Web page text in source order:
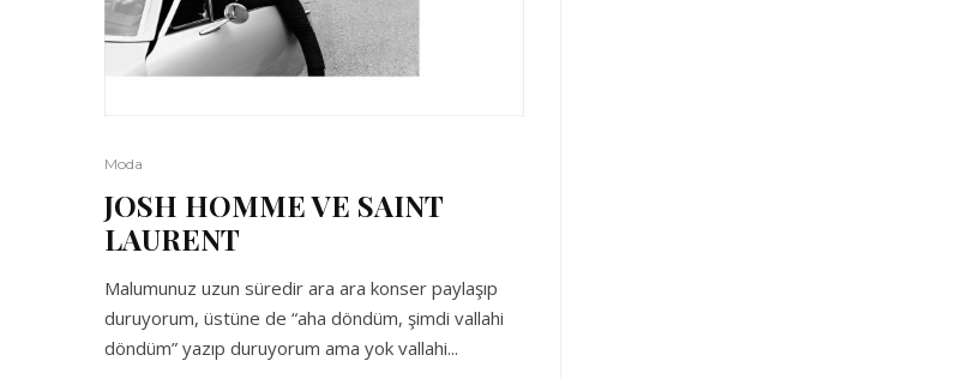
Moda
JOSH HOMME VE SAINT
LAURENT
Malumunuz uzun süredir ara ara konser paylaşıp
duruyorum, üstüne de “aha döndüm, şimdi vallahi
döndüm” yazıp duruyorum ama yok vallahi...